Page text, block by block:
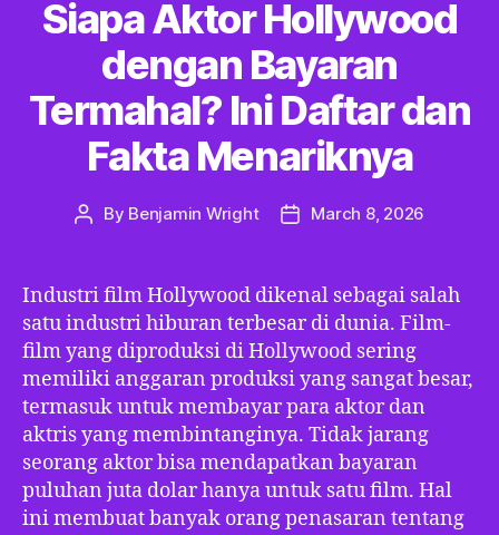
Siapa Aktor Hollywood
dengan Bayaran
Termahal? Ini Daftar dan
Fakta Menariknya
Post
By Benjamin Wright
PostMarch 8, 2026
Industri film Hollywood dikenal sebagai salah
satu industri hiburan terbesar di dunia. Film-
film yang diproduksi di Hollywood sering
memiliki anggaran produksi yang sangat besar,
termasuk untuk membayar para aktor dan
aktris yang membintanginya. Tidak jarang
seorang aktor bisa mendapatkan bayaran
puluhan juta dolar hanya untuk satu film. Hal
ini membuat banyak orang penasaran tentang